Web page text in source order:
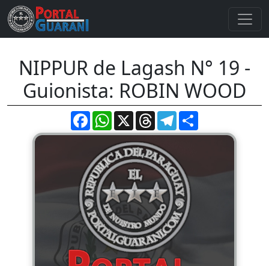
NIPPUR de Lagash N° 19 -
Guionista: ROBIN WOOD
FacebookWhatsApp
X ThreadsTelegram